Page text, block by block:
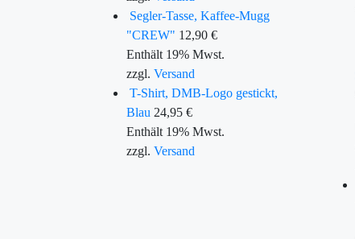
Segler-Tasse, Kaffee-Mugg
"CREW" 12,90 €
Enthält 19% Mwst.
zzgl. Versand
T-Shirt, DMB-Logo gestickt,
Blau 24,95 €
Enthält 19% Mwst.
zzgl. Versand